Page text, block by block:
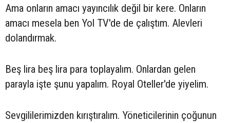
Ama onların amacı yayıncılık değil bir kere. Onların
amacı mesela ben Yol TV'de de çalıştım. Alevleri
dolandırmak.
Beş lira beş lira para toplayalım. Onlardan gelen
parayla işte şunu yapalım. Royal Oteller'de yiyelim.
Sevgililerimizden kırıştıralım. Yöneticilerinin çoğunun